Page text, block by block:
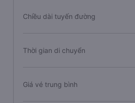
Chiều dài tuyến đường
Thời gian di chuyển
Giá vé trung bình